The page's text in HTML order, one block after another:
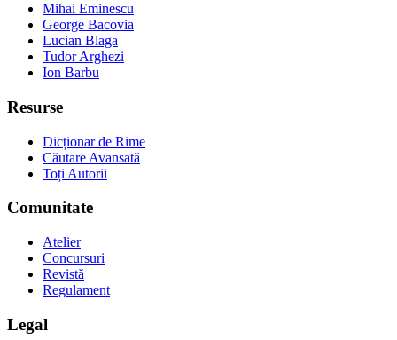
Mihai Eminescu
George Bacovia
Lucian Blaga
Tudor Arghezi
Ion Barbu
Resurse
Dicționar de Rime
Căutare Avansată
Toți Autorii
Comunitate
Atelier
Concursuri
Revistă
Regulament
Legal